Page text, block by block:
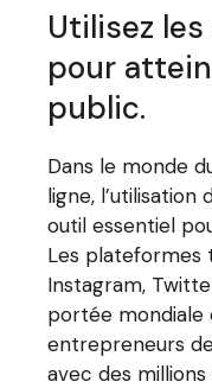
Utilisez
pour
public.
Dans le monde
ligne, l’utilisation
outil essentiel
Les plateformes
Instagram,
portée
entrepreneurs
avec des